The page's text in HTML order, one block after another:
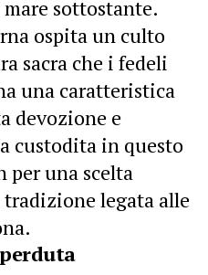
sottostante.
ospita un culto
sacra che i fedeli
una caratteristica
devozione e
custodita in questo
per una scelta
legata alle